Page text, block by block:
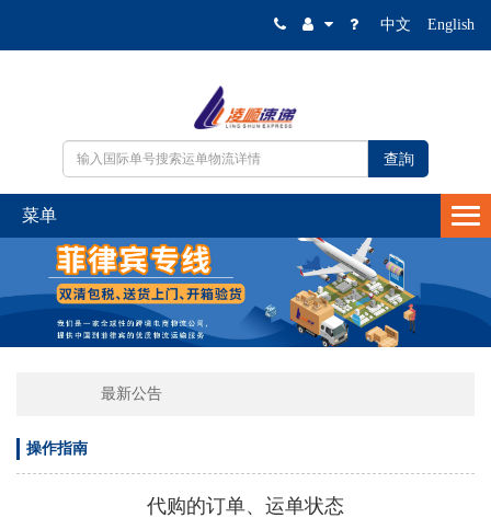
中文 English
最新公告
操作指南
代购的订单、运单状态